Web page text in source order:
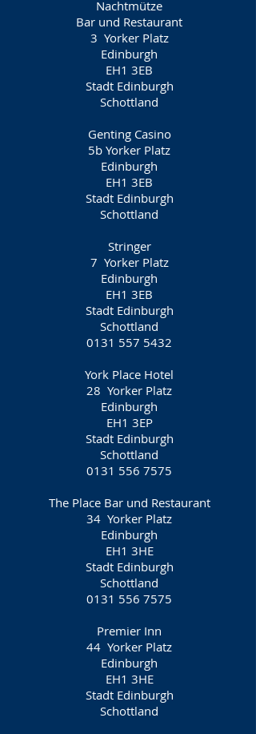
Nachtmütze
Bar und Restaurant
3 Yorker Platz
Edinburgh
EH1 3EB
Stadt Edinburgh
Schottland
Genting Casino
5b Yorker Platz
Edinburgh
EH1 3EB
Stadt Edinburgh
Schottland
Stringer
7 Yorker Platz
Edinburgh
EH1 3EB
Stadt Edinburgh
Schottland
0131 557 5432
York Place Hotel
28 Yorker Platz
Edinburgh
EH1 3EP
Stadt Edinburgh
Schottland
0131 556 7575
The Place Bar und Restaurant
34 Yorker Platz
Edinburgh
EH1 3HE
Stadt Edinburgh
Schottland
0131 556 7575
Premier Inn
44 Yorker Platz
Edinburgh
EH1 3HE
Stadt Edinburgh
Schottland